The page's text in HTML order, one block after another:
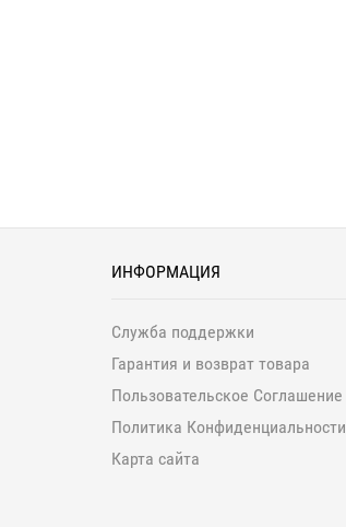
ИНФОРМАЦИЯ
Служба поддержки
Гарантия и возврат товара
Пользовательское Соглашение
Политика Конфиденциальности
Карта сайта